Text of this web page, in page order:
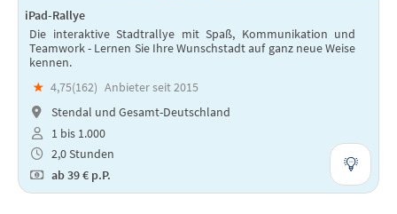
iPad-Rallye
Die interaktive Stadtrallye mit Spaß, Kommunikation und
Teamwork - Lernen Sie Ihre Wunschstadt auf ganz neue Weise
kennen.
★ 4,75(162) Anbieter seit 2015
Stendal und Gesamt-Deutschland
1 bis 1.000
2,0 Stunden
ab39 € p.P.